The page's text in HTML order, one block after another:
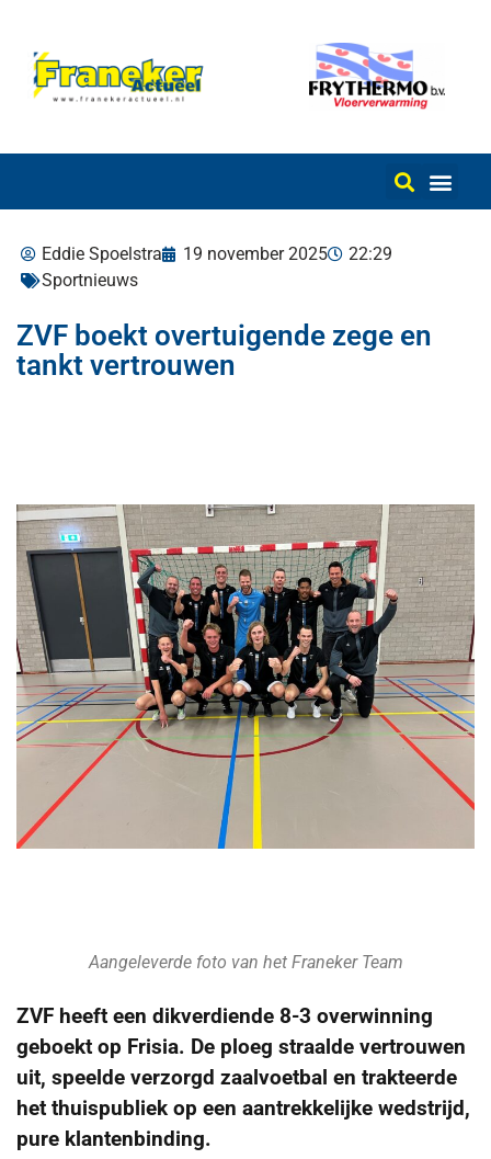
Eddie Spoelstra 19 november 2025
22:29
Sportnieuws
ZVF boekt overtuigende zege en
tankt vertrouwen
Aangeleverde foto van het Franeker Team
ZVF heeft een dikverdiende 8-3 overwinning
geboekt op Frisia. De ploeg straalde vertrouwen
uit, speelde verzorgd zaalvoetbal en trakteerde
het thuispubliek op een aantrekkelijke wedstrijd,
pure klantenbinding.